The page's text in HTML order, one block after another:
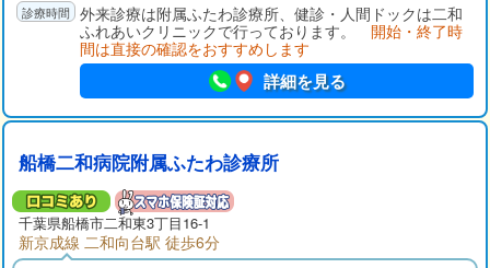
外来診療は附属ふたわ診療所、健診・人間ドックは二和
ふれあいクリニックで行っております。 開始・終了時
間は直接の確認をおすすめします
詳細を見る
船橋二和病院附属ふたわ診療所
千葉県船橋市二和東3丁目16-1
新京成線 二和向台駅 徒歩6分